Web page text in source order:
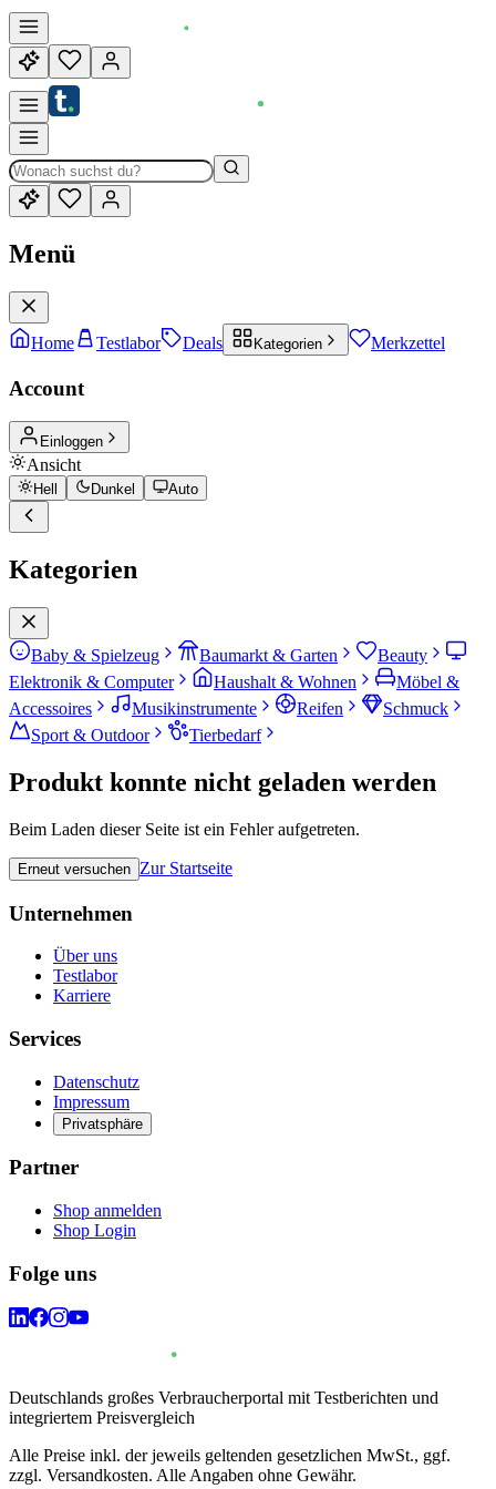
Menü
Home Testlabor Deals Kategorien Merkzettel
Account
Einloggen
Ansicht
Hell Dunkel Auto
Kategorien
Baby & Spielzeug Baumarkt & Garten
Beauty
Elektronik & Computer
Haushalt & Wohnen
Möbel &
Accessoires
Musikinstrumente Reifen
Schmuck
Sport & Outdoor
Tierbedarf
Produkt konnte nicht geladen werden
Beim Laden dieser Seite ist ein Fehler aufgetreten.
Erneut versuchen Zur Startseite
Unternehmen
Über uns
Testlabor
Karriere
Services
Datenschutz
Impressum
Privatsphäre
Partner
Shop anmelden
Shop Login
Folge uns
Deutschlands großes Verbraucherportal mit Testberichten und
integriertem Preisvergleich
Alle Preise inkl. der jeweils geltenden gesetzlichen MwSt., ggf.
zzgl. Versandkosten. Alle Angaben ohne Gewähr.